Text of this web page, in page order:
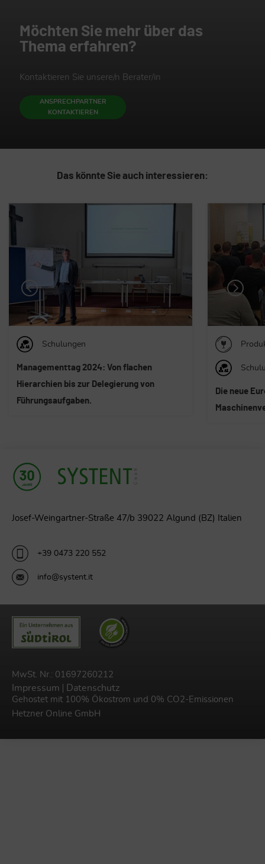
Möchten Sie mehr über das
Thema erfahren?
Kontaktieren Sie unsere/n Berater/in
ANSPRECHPARTNER
KONTAKTIEREN
Das könnte Sie auch interessieren:
Produktsicherheit
Schulungen
Maschinenverordnung (EU) 2023/1230
Gerüstet
Josef-Weingartner-Straße 47/b 39022 Algund (BZ) Italien
+39 0473 220 552
info@systent.it
MwSt. Nr.: 01697260212
Impressum Datenschutz
Gehostet mit 100% Ökostrom und 0% CO2-Emissionen
Hetzner Online GmbH